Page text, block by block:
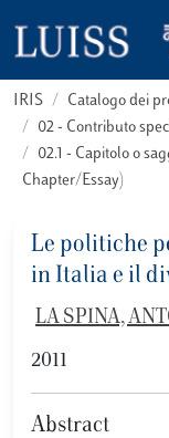
IRIS
Catalogo dei
02 - Contributo
02.1 - Capitolo o
Chapter/Essay)
Le politiche
in Italia e il
LA SPINA,
2011
Abstract